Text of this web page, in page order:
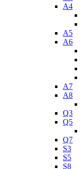
A4
A5
A6
A7
A8
Q3
Q5
Q7
S3
S5
S8